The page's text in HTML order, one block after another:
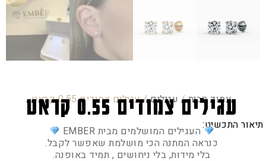
עמוד הבית/ עגילים/ עגילים צמודים 0.55 קראטעגילים צמודים 0.55 קראט
תיאור התכשיט:העגילים המושלמים מבית EMBER
כנראה המתנה הכי מושלמת שאפשר לקבל.
בלי מידות, בלי ניחושים , תמיד באופנה.